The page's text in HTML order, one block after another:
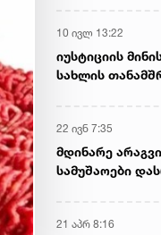
10 ივლ 13:22
იუსტიციის
სახლის
22 ივნ 7:35
მდინარე
სამუშაოები
21 აპრ 8:16